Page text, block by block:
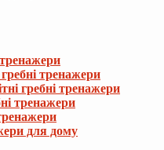
тренажери
гребні тренажери
тренажери
для дому